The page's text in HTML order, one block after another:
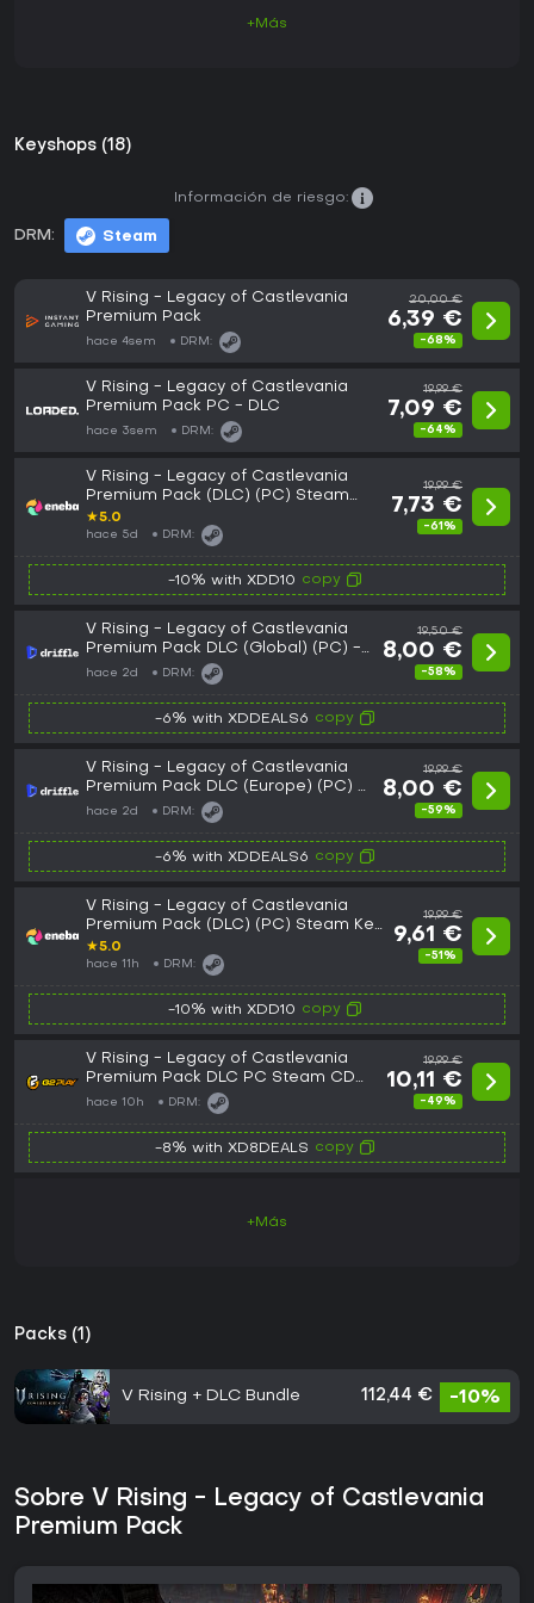
+Más
Keyshops (18)
DRM: Steam
Información de riesgo:
V Rising - Legacy of Castlevania
Premium Pack
hace 4sem DRM:
20,00 €
6,39 €
-68%
V Rising - Legacy of Castlevania
Premium Pack PC - DLC
hace 3sem DRM:
19,99 €
7,09 €
-64%
V Rising - Legacy of Castlevania
Premium Pack (DLC) (PC) Steam
Key EUROPE
★5.0
hace 5d DRM:
19,99 €
7,73 €
-61%
-10% with XDD10 copy
V Rising - Legacy of Castlevania
Premium Pack DLC (Global) (PC) -
Steam - Digital Key
hace 2d DRM:
19,50 €
8,00 €
-58%
-6% with XDDEALS6 copy
V Rising - Legacy of Castlevania
Premium Pack DLC (Europe) (PC) -
Steam - Digital Key
hace 2d DRM:
19,99 €
8,00 €
-59%
-6% with XDDEALS6 copy
V Rising - Legacy of Castlevania
Premium Pack (DLC) (PC) Steam Key
GLOBAL
★5.0
hace 11h DRM:
19,99 €
9,61 €
-51%
-10% with XDD10 copy
V Rising - Legacy of Castlevania
Premium Pack DLC PC Steam CD
Key
hace 10h DRM:
19,99 €
10,11 €
-49%
-8% with XD8DEALS copy
+Más
Packs (1)
V Rising + DLC Bundle 112,44 € -10%
Sobre V Rising - Legacy of Castlevania
Premium Pack